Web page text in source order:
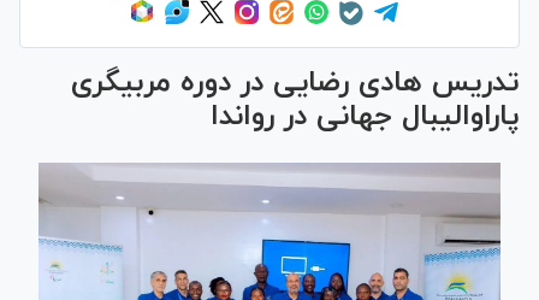
تدریس هادی رضایی در دوره مربیگری
پاراوالیبال جهانی در رواندا